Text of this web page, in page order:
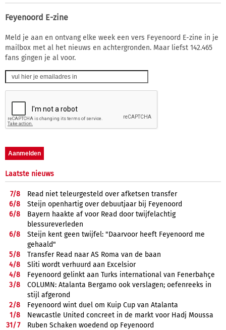
Feyenoord E-zine
Meld je aan en ontvang elke week een vers Feyenoord E-zine in je
mailbox met al het nieuws en achtergronden. Maar liefst 142.465
fans gingen je al voor.
Laatste nieuws
7/8
Read niet teleurgesteld over afketsen transfer
6/8
Steijn openhartig over debuutjaar bij Feyenoord
6/8
Bayern haakte af voor Read door twijfelachtig
blessureverleden
6/8
Steijn kent geen twijfel: "Daarvoor heeft Feyenoord me
gehaald"
5/8
Transfer Read naar AS Roma van de baan
4/8
Sliti wordt verhuurd aan Excelsior
4/8
Feyenoord gelinkt aan Turks international van Fenerbahçe
3/8
COLUMN: Atalanta Bergamo ook verslagen; oefenreeks in
stijl afgerond
2/8
Feyenoord wint duel om Kuip Cup van Atalanta
1/8
Newcastle United concreet in de markt voor Hadj Moussa
31/7
Ruben Schaken woedend op Feyenoord